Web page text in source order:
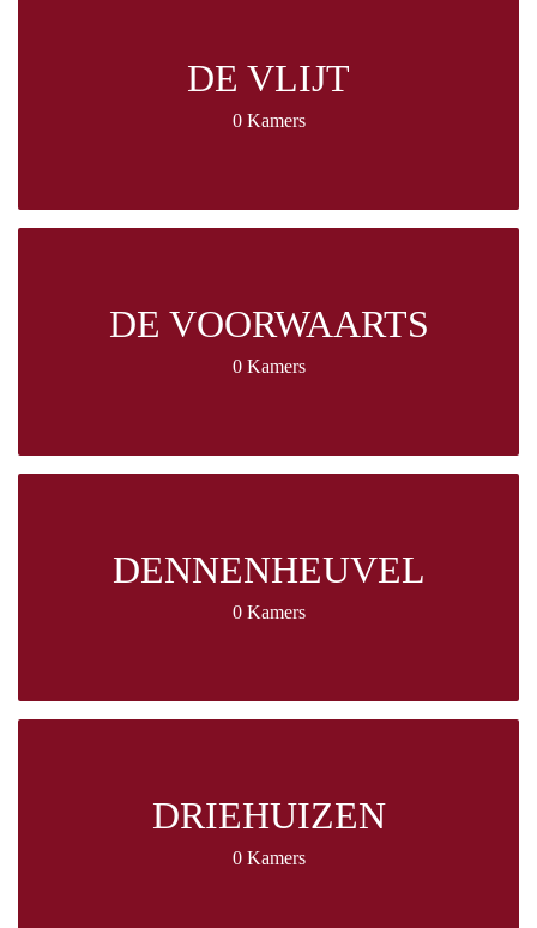
DE VLIJT
0 Kamers
DE VOORWAARTS
0 Kamers
DENNENHEUVEL
0 Kamers
DRIEHUIZEN
0 Kamers